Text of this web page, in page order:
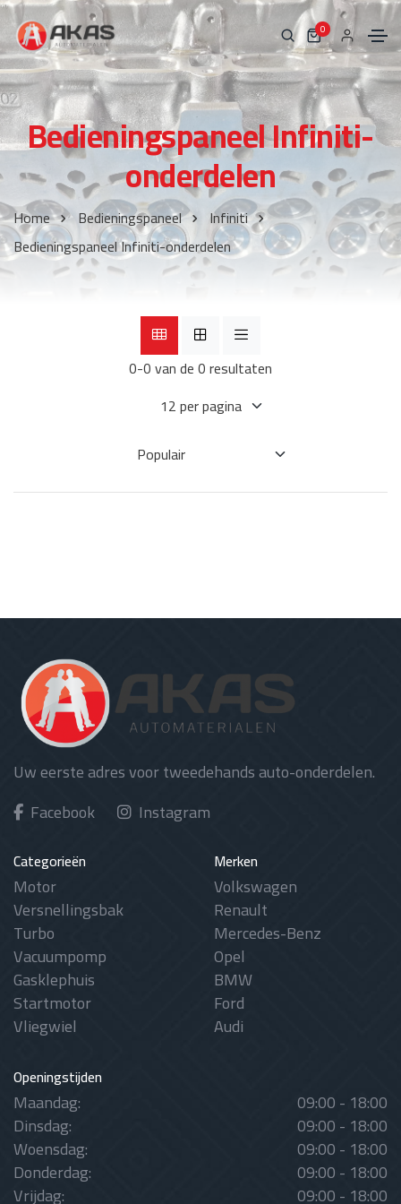
0
Bedieningspaneel Infiniti-
onderdelen
Home Bedieningspaneel
Infiniti
Bedieningspaneel Infiniti-onderdelen
0-0 van de 0 resultaten
Uw eerste adres voor tweedehands auto-onderdelen.
Facebook
Instagram
Categorieën
Motor
Versnellingsbak
Turbo
Vacuumpomp
Gasklephuis
Startmotor
Vliegwiel
Merken
Volkswagen
Renault
Mercedes-Benz
Opel
BMW
Ford
Audi
Openingstijden
Maandag: 09:00 - 18:00
Dinsdag: 09:00 - 18:00
Woensdag: 09:00 - 18:00
Donderdag: 09:00 - 18:00
Vrijdag: 09:00 - 18:00